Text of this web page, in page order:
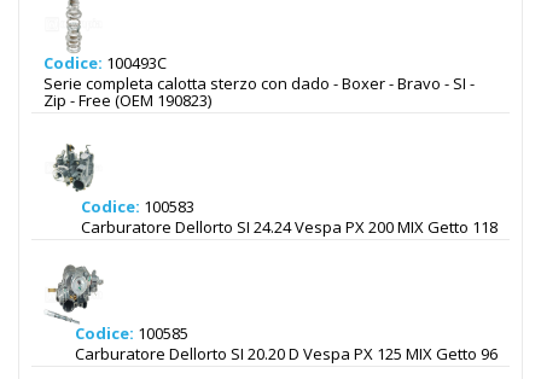
Codice: 100493C
Serie completa calotta sterzo con dado - Boxer - Bravo - SI -
Zip - Free (OEM 190823)
Codice: 100583
Carburatore Dellorto SI 24.24 Vespa PX 200 MIX Getto 118
Codice: 100585
Carburatore Dellorto SI 20.20 D Vespa PX 125 MIX Getto 96